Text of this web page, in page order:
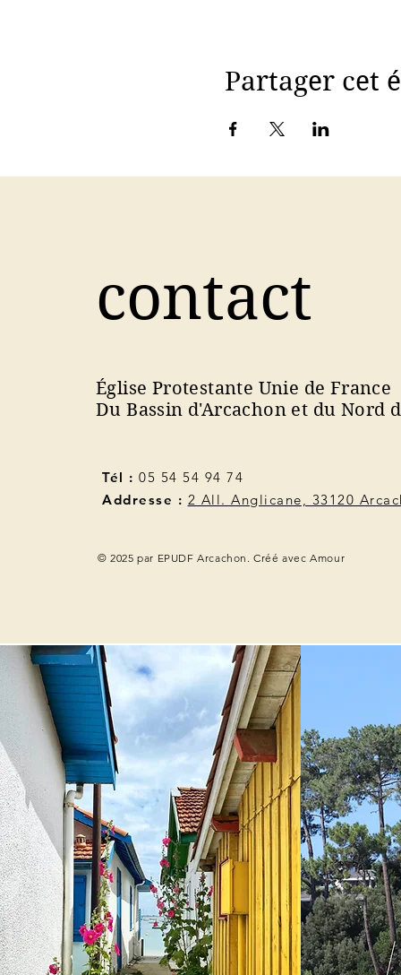
Partager cet
contact
Église Protestante Unie de France
Du Bassin d'Arcachon et du Nord
Tél : 05 54 54 94 74
Addresse : 2 All. Anglicane, 33120
© 2025 par EPUDF Arcachon. Créé avec Amour